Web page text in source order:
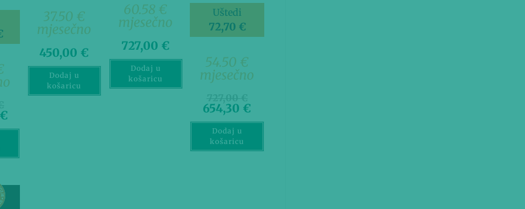
€
37.50 €
mjesečno
450,00 €
Dodaj u
košaricu
60.58 €
mjesečno
727,00 €
Dodaj u
košaricu
Uštedi
72,70 €
54.50 €
mjesečno
654,30 €
Dodaj u
košaricu